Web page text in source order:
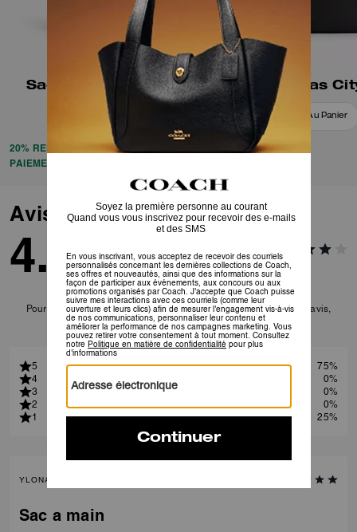
Sac Cabas Mollie 25
Ajouter Au Panier
20% REMISE APPLIQUÉE LORS DU
PAIEMENT
Sac Cabas
Ajouter Au Panier
Avis
4.0 4 Avis
Pour plus d’informations sur la manière dont nous vérifions nos avis,
cliquezici.
5
75%
4
0%
3
0%
2
0%
1
25%
YLONA H., DEC 22, 2025
Sac a main